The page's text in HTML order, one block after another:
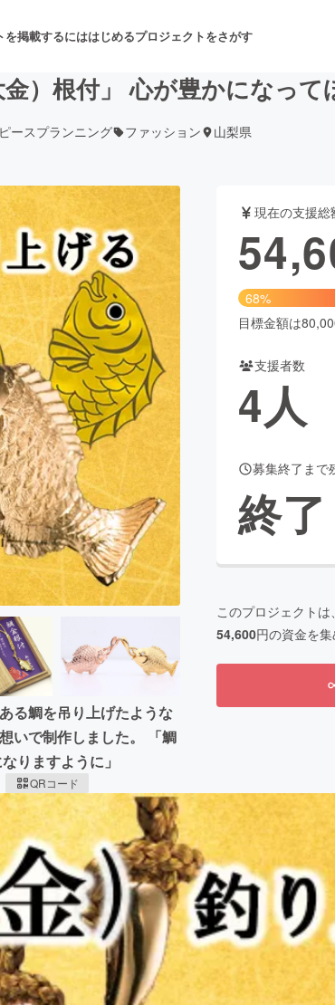
を掲載するにははじめるプロジェクトをさがす
舞台・パフォーマンス
開発
ビューティー・ヘルスケア
for Social Good CAMPFIRE Creation
ふるさと納税machi-yaコミュニティ
）根付」 心が豊かになって
ースプランニング ファッション 山梨県
る鯛を吊り上げたような
いで制作しました。 「鯛
りますように」
QRコード
現在の支援総
68%
目標金額は
支援者数
4人
募集終了まで
終了
このプロジェクトは、
54,600円の資金を集